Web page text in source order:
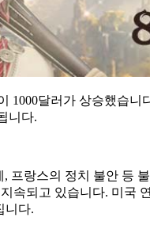
1000달러가 상승했습
니다.
랑스의 정치 불안 등
속되고 있습니다. 미
니다.